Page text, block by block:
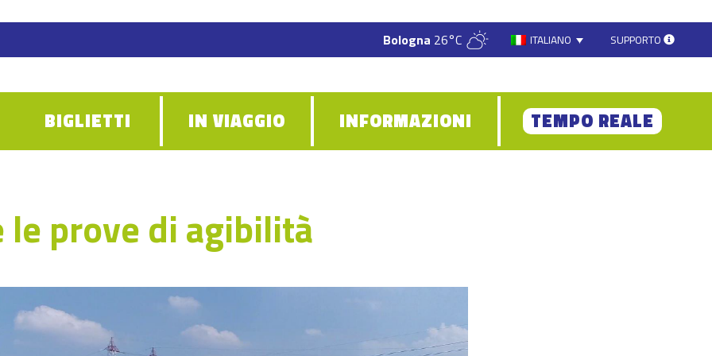
Bologna 26°C ITALIANO SUPPORTO
BIGLIETTI IN VIAGGIO INFORMAZIONI TEMPO REALE
le prove di agibilità